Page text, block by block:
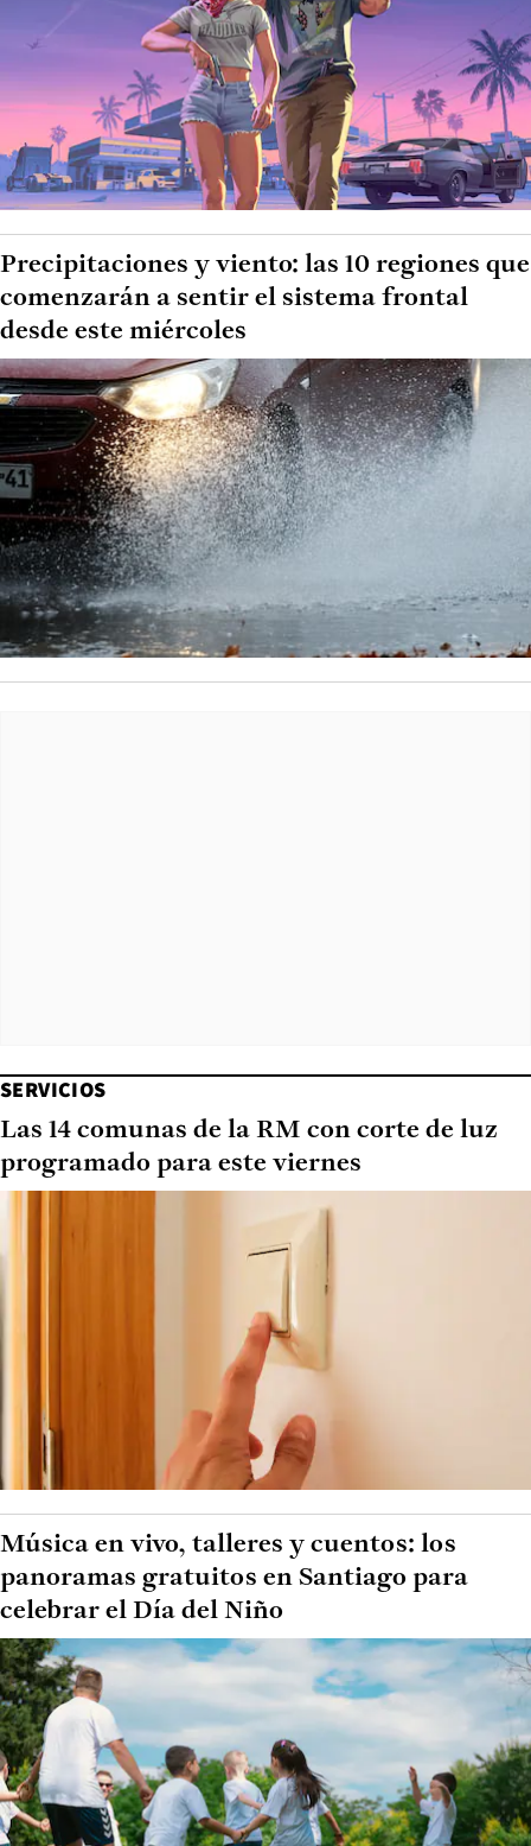
Precipitaciones y viento: las 10 regiones que
comenzarán a sentir el sistema frontal
desde este miércoles
SERVICIOS
Las 14 comunas de la RM con corte de luz
programado para este viernes
Música en vivo, talleres y cuentos: los
panoramas gratuitos en Santiago para
celebrar el Día del Niño